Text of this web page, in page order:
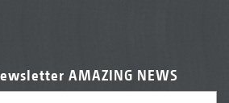
AMAZING NEWS